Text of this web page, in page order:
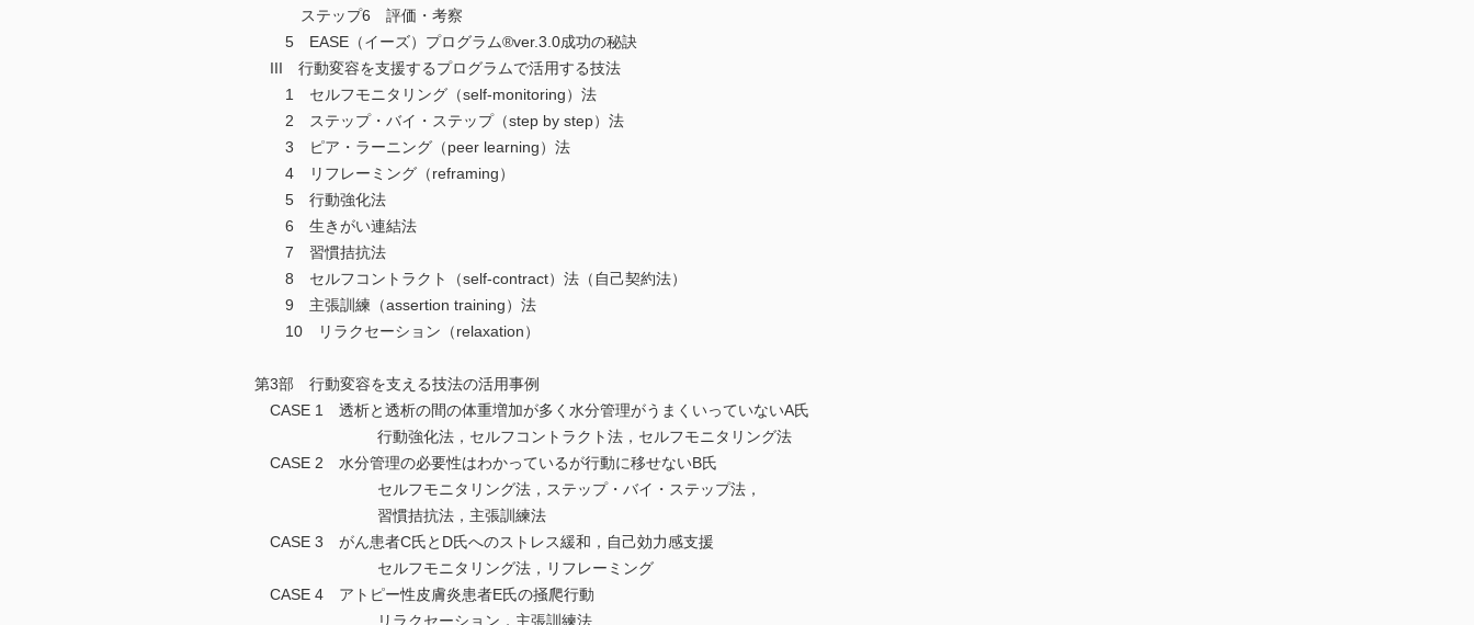
ステップ6 評価・考察
5 EASE（イーズ）プログラム®ver.3.0成功の秘訣
III 行動変容を支援するプログラムで活用する技法
1 セルフモニタリング（self-monitoring）法
2 ステップ・バイ・ステップ（step by step）法
3 ピア・ラーニング（peer learning）法
4 リフレーミング（reframing）
5 行動強化法
6 生きがい連結法
7 習慣拮抗法
8 セルフコントラクト（self-contract）法（自己契約法）
9 主張訓練（assertion training）法
10 リラクセーション（relaxation）
第3部 行動変容を支える技法の活用事例
CASE 1 透析と透析の間の体重増加が多く水分管理がうまくいっていないA氏
行動強化法，セルフコントラクト法，セルフモニタリング法
CASE 2 水分管理の必要性はわかっているが行動に移せないB氏
セルフモニタリング法，ステップ・バイ・ステップ法，
習慣拮抗法，主張訓練法
CASE 3 がん患者C氏とD氏へのストレス緩和，自己効力感支援
セルフモニタリング法，リフレーミング
CASE 4 アトピー性皮膚炎患者E氏の掻爬行動
リラクセーション，主張訓練法